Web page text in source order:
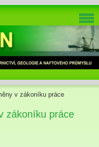
v zákoníku práce
zákoníku práce